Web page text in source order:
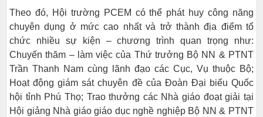
Theo đó, Hội trường PCEM có thể phát huy công năng
chuyên dụng ở mức cao nhất và trở thành địa điểm tổ
chức nhiều sự kiện – chương trình quan trọng như:
Chuyến thăm – làm việc của Thứ trưởng Bộ NN & PTNT
Trần Thanh Nam cùng lãnh đạo các Cục, Vụ thuộc Bộ;
Hoạt động giám sát chuyên đề của Đoàn Đại biểu Quốc
hội tỉnh Phú Thọ; Trao thưởng các Nhà giáo đoạt giải tại
Hội giảng Nhà giáo giáo dục nghề nghiệp Bộ NN & PTNT